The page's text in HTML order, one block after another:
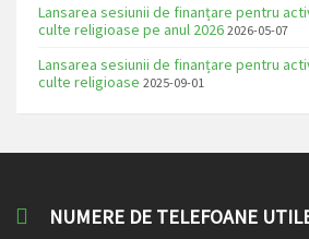
Lansarea sesiunii de finanțare pentru
culte religioase pe anul 2026 2026-05-07
Lansarea sesiunii de finanțare pentru
culte religioase 2025-09-01
NUMERE DE TELEFOANE